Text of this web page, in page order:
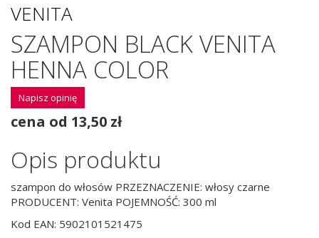
VENITA
SZAMPON BLACK VENITA
HENNA COLOR
Napisz opinię
cena od 13,50 zł
Opis produktu
szampon do włosów PRZEZNACZENIE: włosy czarne
PRODUCENT: Venita POJEMNOŚĆ: 300 ml
Kod EAN: 5902101521475